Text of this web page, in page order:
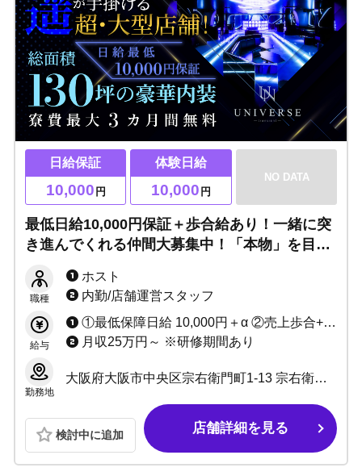
日給保証
10,000 円
体験日給
10,000 円
NO DATA
最低日給10,000円保証＋歩合給あり！一緒に突
き進んでくれる仲間大募集中！「本物」を目指
職種
ホスト
内勤/店舗運営スタッフ
給与
①最低保障日給 10,000円＋α ②売上歩合+指名料フルバック＋α
月収25万円～ ※研修期間あり
勤務地
大阪府大阪市中央区宗右衛門町1-13 宗右衛門町クリスタルビル5F
検討中に追加 店舗詳細を見る